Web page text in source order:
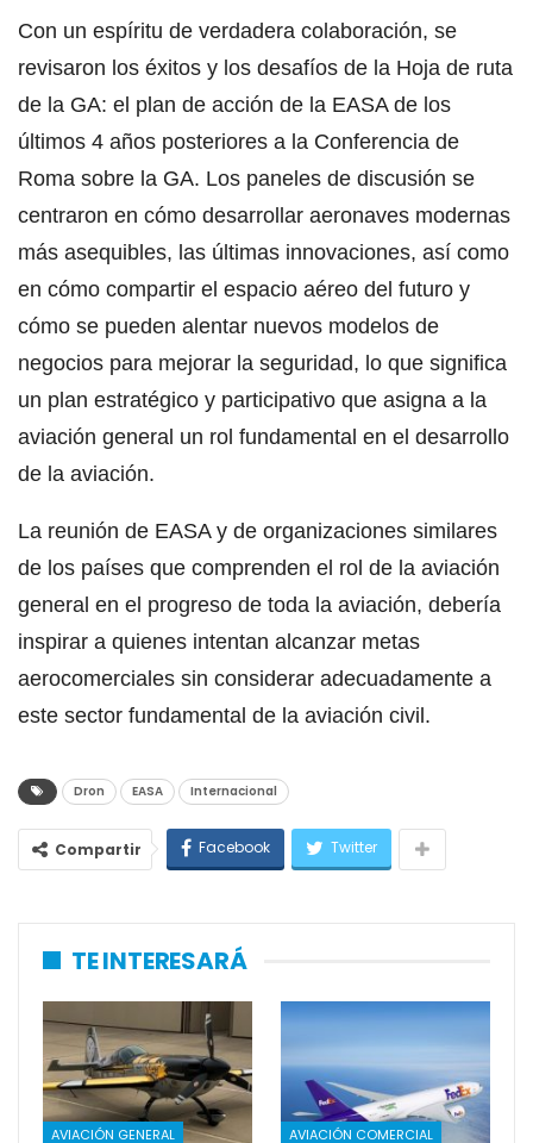
Con un espíritu de verdadera colaboración, se
revisaron los éxitos y los desafíos de la Hoja de ruta
de la GA: el plan de acción de la EASA de los
últimos 4 años posteriores a la Conferencia de
Roma sobre la GA. Los paneles de discusión se
centraron en cómo desarrollar aeronaves modernas
más asequibles, las últimas innovaciones, así como
en cómo compartir el espacio aéreo del futuro y
cómo se pueden alentar nuevos modelos de
negocios para mejorar la seguridad, lo que significa
un plan estratégico y participativo que asigna a la
aviación general un rol fundamental en el desarrollo
de la aviación.
La reunión de EASA y de organizaciones similares
de los países que comprenden el rol de la aviación
general en el progreso de toda la aviación, debería
inspirar a quienes intentan alcanzar metas
aerocomerciales sin considerar adecuadamente a
este sector fundamental de la aviación civil.
Dron EASA Internacional
Compartir Facebook Twitter
TE INTERESARÁ
AVIACIÓN GENERAL AVIACIÓN COMERCIAL